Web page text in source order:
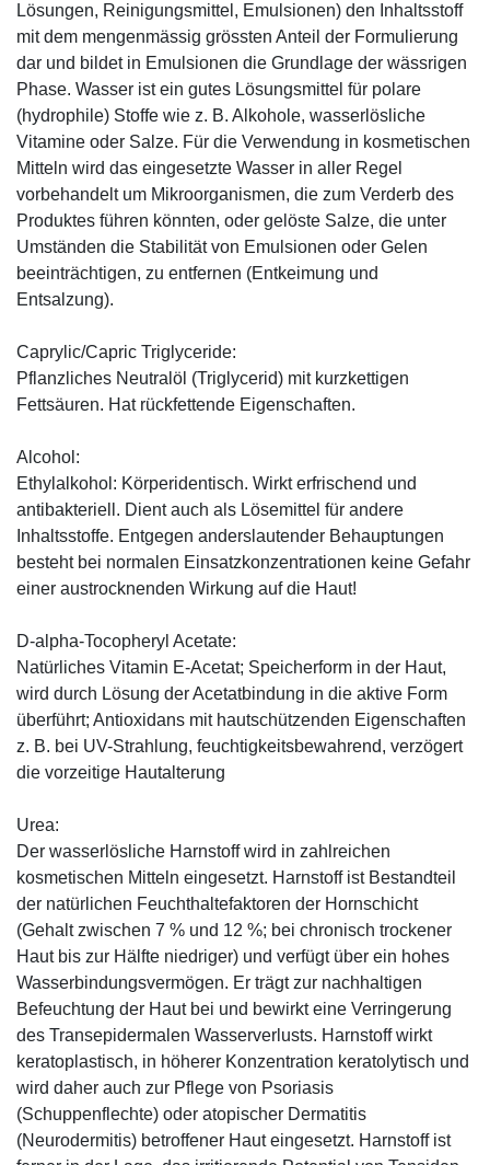
Lösungen, Reinigungsmittel, Emulsionen) den Inhaltsstoff
mit dem mengenmässig grössten Anteil der Formulierung
dar und bildet in Emulsionen die Grundlage der wässrigen
Phase. Wasser ist ein gutes Lösungsmittel für polare
(hydrophile) Stoffe wie z. B. Alkohole, wasserlösliche
Vitamine oder Salze. Für die Verwendung in kosmetischen
Mitteln wird das eingesetzte Wasser in aller Regel
vorbehandelt um Mikroorganismen, die zum Verderb des
Produktes führen könnten, oder gelöste Salze, die unter
Umständen die Stabilität von Emulsionen oder Gelen
beeinträchtigen, zu entfernen (Entkeimung und
Entsalzung).
Caprylic/Capric Triglyceride:
Pflanzliches Neutralöl (Triglycerid) mit kurzkettigen
Fettsäuren. Hat rückfettende Eigenschaften.
Alcohol:
Ethylalkohol: Körperidentisch. Wirkt erfrischend und
antibakteriell. Dient auch als Lösemittel für andere
Inhaltsstoffe. Entgegen anderslautender Behauptungen
besteht bei normalen Einsatzkonzentrationen keine Gefahr
einer austrocknenden Wirkung auf die Haut!
D-alpha-Tocopheryl Acetate:
Natürliches Vitamin E-Acetat; Speicherform in der Haut,
wird durch Lösung der Acetatbindung in die aktive Form
überführt; Antioxidans mit hautschützenden Eigenschaften
z. B. bei UV-Strahlung, feuchtigkeitsbewahrend, verzögert
die vorzeitige Hautalterung
Urea:
Der wasserlösliche Harnstoff wird in zahlreichen
kosmetischen Mitteln eingesetzt. Harnstoff ist Bestandteil
der natürlichen Feuchthaltefaktoren der Hornschicht
(Gehalt zwischen 7 % und 12 %; bei chronisch trockener
Haut bis zur Hälfte niedriger) und verfügt über ein hohes
Wasserbindungsvermögen. Er trägt zur nachhaltigen
Befeuchtung der Haut bei und bewirkt eine Verringerung
des Transepidermalen Wasserverlusts. Harnstoff wirkt
keratoplastisch, in höherer Konzentration keratolytisch und
wird daher auch zur Pflege von Psoriasis
(Schuppenflechte) oder atopischer Dermatitis
(Neurodermitis) betroffener Haut eingesetzt. Harnstoff ist